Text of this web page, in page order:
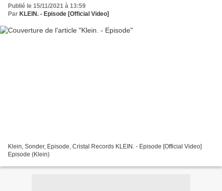
Publié le 15/11/2021 à 13:59
Par KLEIN. - Episode [Official Video]
Klein, Sonder, Episode, Cristal Records KLEIN. - Episode [Official Video]
Episode (Klein)